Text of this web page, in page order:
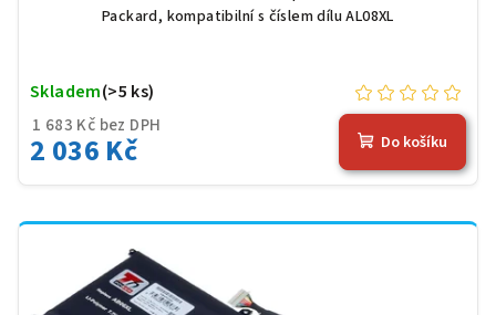
Packard, kompatibilní s číslem dílu AL08XL
1 683 Kč bez DPH
2 036 Kč
Skladem(>5 ks)
Do košíku